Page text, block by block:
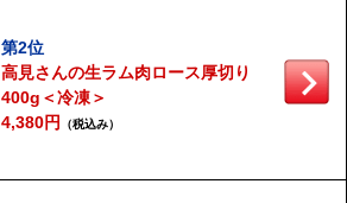
第2位
高見さんの生ラム肉ロース厚切り
400g＜冷凍＞
4,380円 （税込み）